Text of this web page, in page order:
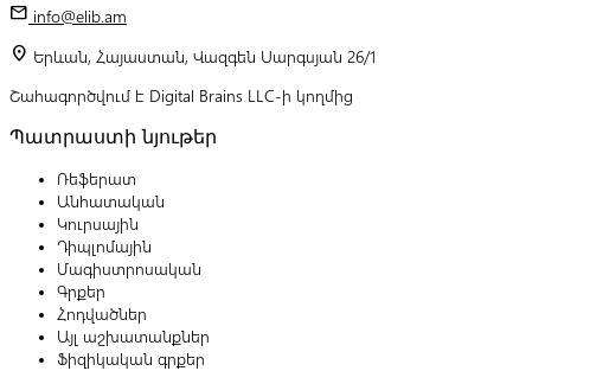
mail info@elib.am
location_on Երևան, Հայաստան, Վազգեն Սարգսյան 26/1
Շահագործվում է Digital Brains LLC-ի կողմից
Պատրաստի նյութեր
Ռեֆերատ
Անհատական
Կուրսային
Դիպլոմային
Մագիստրոսական
Գրքեր
Հոդվածներ
Այլ աշխատանքներ
Ֆիզիկական գրքեր